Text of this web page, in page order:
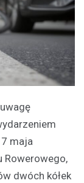
maja
Rowerowego,
dwóch kółek